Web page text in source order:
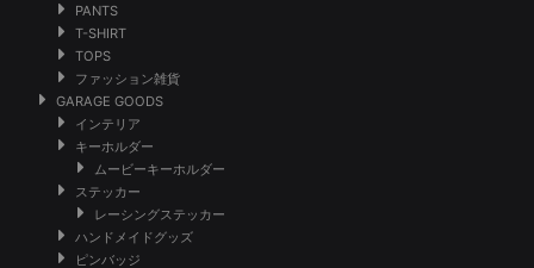
PANTS
T-SHIRT
TOPS
ファッション雑貨
GARAGE GOODS
インテリア
キーホルダー
ムービーキーホルダー
ステッカー
レーシングステッカー
ハンドメイドグッズ
ピンバッジ